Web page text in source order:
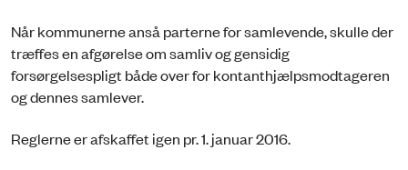
Når kommunerne anså parterne for samlevende, skulle der
træffes en afgørelse om samliv og gensidig
forsørgelsespligt både over for kontanthjælpsmodtageren
og dennes samlever.
Reglerne er afskaffet igen pr. 1. januar 2016.